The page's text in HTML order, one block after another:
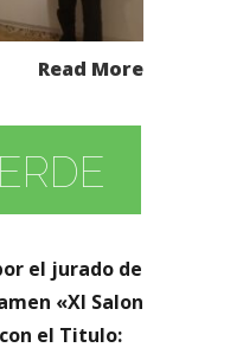
Read More
el jurado de
«XI Salon
el Titulo: